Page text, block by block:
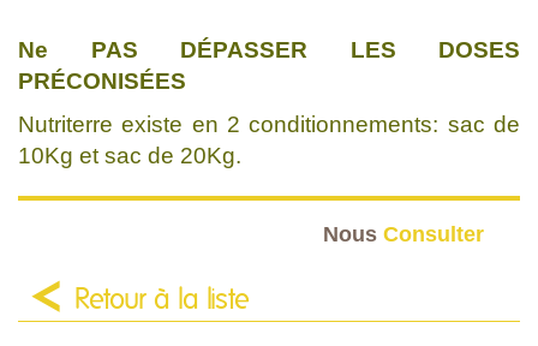
Ne PAS DÉPASSER LES DOSES
PRÉCONISÉES
Nutriterre existe en 2 conditionnements: sac de
10Kg et sac de 20Kg.
Nous Consulter
Retour à la liste